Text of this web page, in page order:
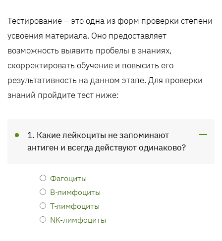
Тестирование – это одна из форм проверки степени
усвоения материала. Оно предоставляет
возможность выявить пробелы в знаниях,
скорректировать обучение и повысить его
результативность на данном этапе. Для проверки
знаний пройдите тест ниже:
1. Какие лейкоциты не запоминают
антиген и всегда действуют одинаково?
Фагоциты
В-лимфоциты
Т-лимфоциты
NK-лимфоциты